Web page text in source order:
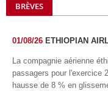
BRÈVES
01/08/26 ETHIOPIAN
La compagnie aérienne
passagers pour l'exercice
hausse de 8 % en